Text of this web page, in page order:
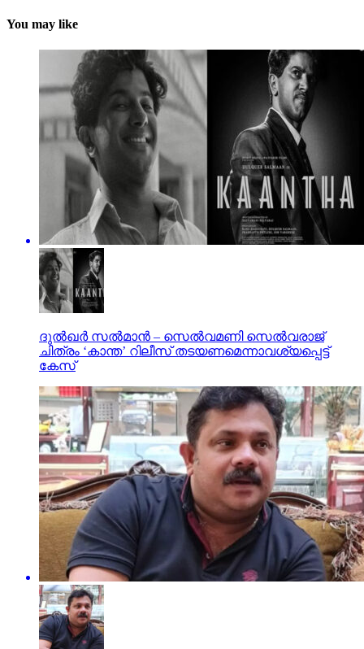
You may like
ദുല്‍ഖര്‍ സല്‍മാന്‍ – സെല്‍വമണി സെല്‍വരാജ്
ചിത്രം ‘കാന്ത’ റിലീസ് തടയണമെന്നാവശ്യപ്പെട്ട്
കേസ്